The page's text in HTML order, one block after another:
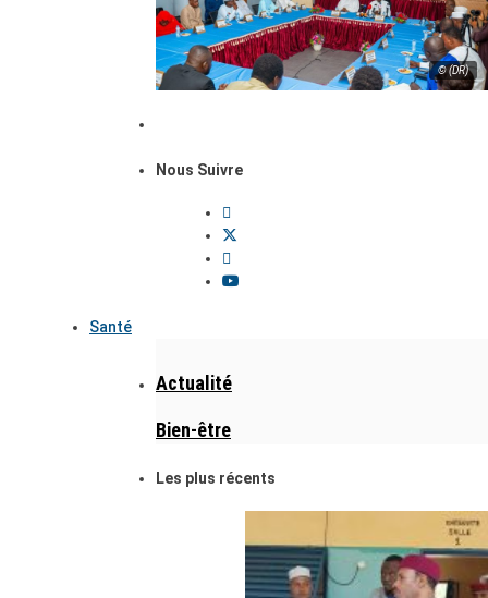
© (DR)
Nous Suivre
Santé
Actualité
Bien-être
Les plus récents